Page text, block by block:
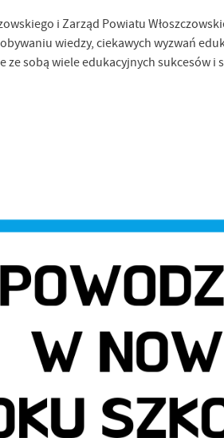
i Zarząd Powiatu
wiedzy, ciekawych wyzwań
ze sobą wiele edukacyjnych sukcesów